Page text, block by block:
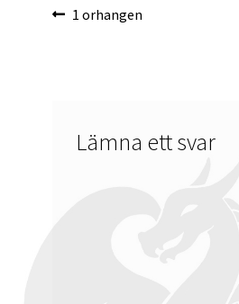
Inläggsnavigering
Föregående
1 orhangen
Lämna ett svar